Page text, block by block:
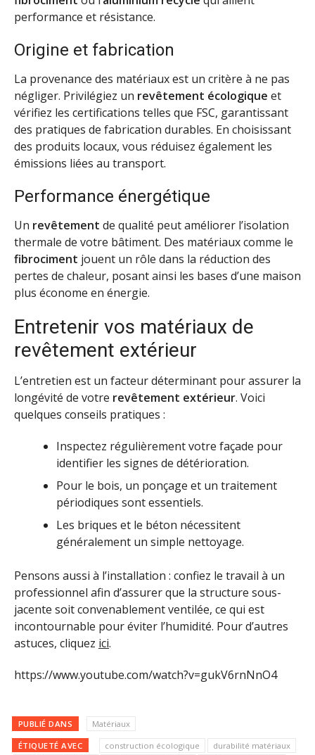
performance et résistance.
Origine et fabrication
La provenance des matériaux est un critère à ne pas
négliger. Privilégiez un revêtement écologique et
vérifiez les certifications telles que FSC, garantissant
des pratiques de fabrication durables. En choisissant
des produits locaux, vous réduisez également les
émissions liées au transport.
Performance énergétique
Un revêtement de qualité peut améliorer l’isolation
thermale de votre bâtiment. Des matériaux comme le
fibrociment jouent un rôle dans la réduction des
pertes de chaleur, posant ainsi les bases d’une maison
plus économe en énergie.
Entretenir vos matériaux de
revêtement extérieur
L’entretien est un facteur déterminant pour assurer la
longévité de votre revêtement extérieur. Voici
quelques conseils pratiques :
Inspectez régulièrement votre façade pour
identifier les signes de détérioration.
Pour le bois, un ponçage et un traitement
périodiques sont essentiels.
Les briques et le béton nécessitent
généralement un simple nettoyage.
Pensons aussi à l’installation : confiez le travail à un
professionnel afin d’assurer que la structure sous-
jacente soit convenablement ventilée, ce qui est
incontournable pour éviter l’humidité. Pour d’autres
astuces, cliquez ici.
https://www.youtube.com/watch?v=gukV6rnNnO4
PUBLIÉ DANS Matériaux
ÉTIQUETÉ AVEC construction écologique
durabilité matériaux